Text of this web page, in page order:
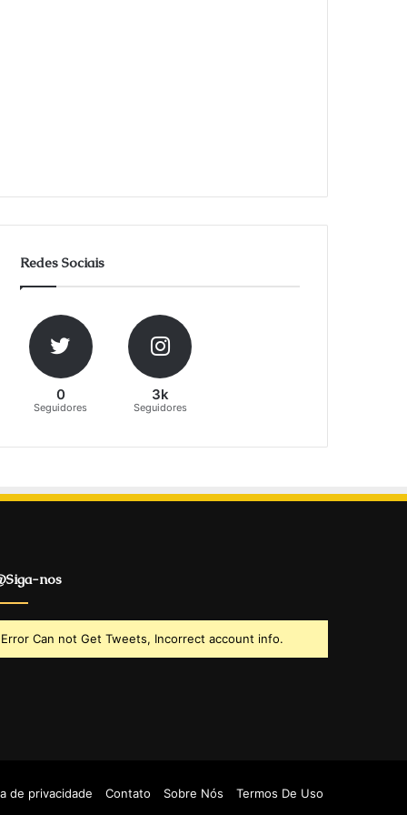
Redes Sociais
0
Seguidores
3k
Seguidores
nos
Error Can not Get Tweets, Incorrect account info.
de privacidade Contato Sobre Nós Termos De Uso